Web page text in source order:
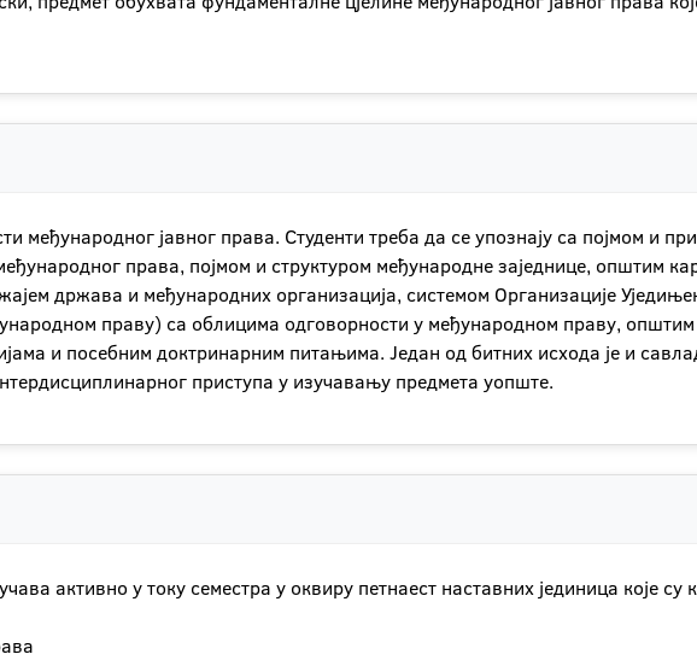
међународног јавног права. Студенти треба да се упознају са појмом и
права, појмом и структуром међународне заједнице, општим
држава и међународних организација, системом Организације
праву) са облицима одговорности у међународном праву,
и посебним доктринарним питањима. Један од битних исхода је и
приступа у изучавању предмета уопште.
активно у току семестра у оквиру петнаест наставних јединица које